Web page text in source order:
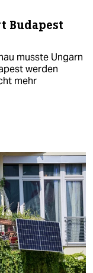
Budapest
musste Ungarn
werden
mehr